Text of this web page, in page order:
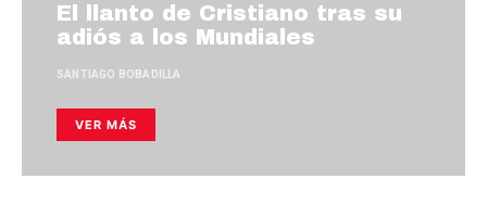
El llanto de Cristiano tras su
adiós a los Mundiales
SANTIAGO BOBADILLA
VER MÁS